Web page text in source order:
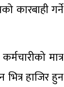
कारबाही गर्ने
मात्र
हाजिर हुन